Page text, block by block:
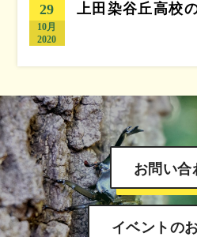
29
10月
2020
上田染谷丘高校
お問い合
イベントの